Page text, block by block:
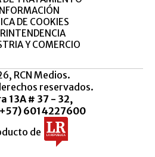
DE COOKIES
Y COMERCIO
RCN Medios.
reservados.
13A # 37 - 32,
6014227600
de